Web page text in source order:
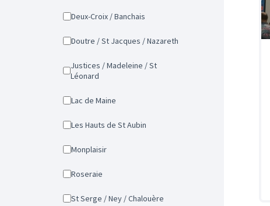
Deux-Croix / Banchais
Doutre / St Jacques / Nazareth
Justices / Madeleine / St
Léonard
Lac de Maine
Les Hauts de St Aubin
Monplaisir
Roseraie
St Serge / Ney / Chalouère